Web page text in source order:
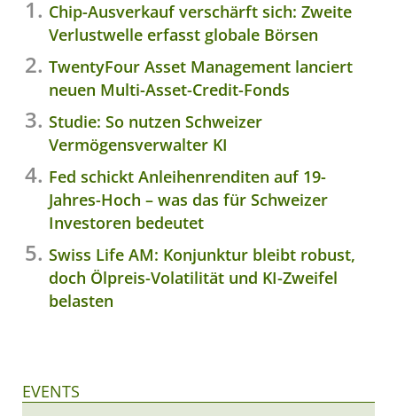
Chip-Ausverkauf verschärft sich: Zweite
Verlustwelle erfasst globale Börsen
TwentyFour Asset Management lanciert
neuen Multi-Asset-Credit-Fonds
Studie: So nutzen Schweizer
Vermögensverwalter KI
Fed schickt Anleihenrenditen auf 19-
Jahres-Hoch – was das für Schweizer
Investoren bedeutet
Swiss Life AM: Konjunktur bleibt robust,
doch Ölpreis-Volatilität und KI-Zweifel
belasten
EVENTS